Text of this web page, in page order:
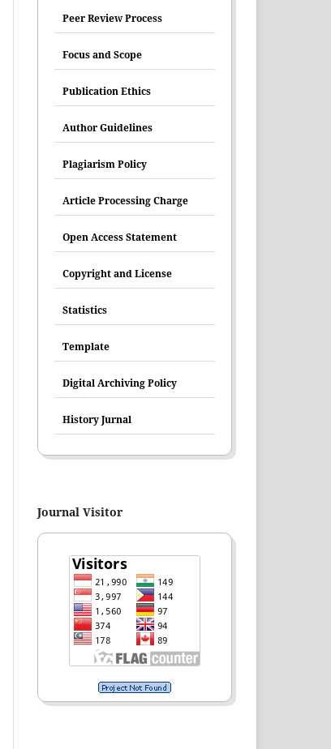
Peer Review Process
Focus and Scope
Publication Ethics
Author Guidelines
Plagiarism Policy
Article Processing Charge
Open Access Statement
Copyright and License
Statistics
Template
Digital Archiving Policy
History Jurnal
Journal Visitor